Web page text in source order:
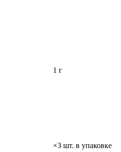
1 г
×3 шт. в упаковке